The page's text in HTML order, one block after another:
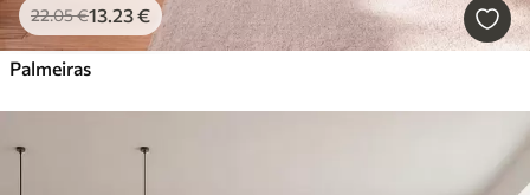
22.05€13 .23€
Palmeiras